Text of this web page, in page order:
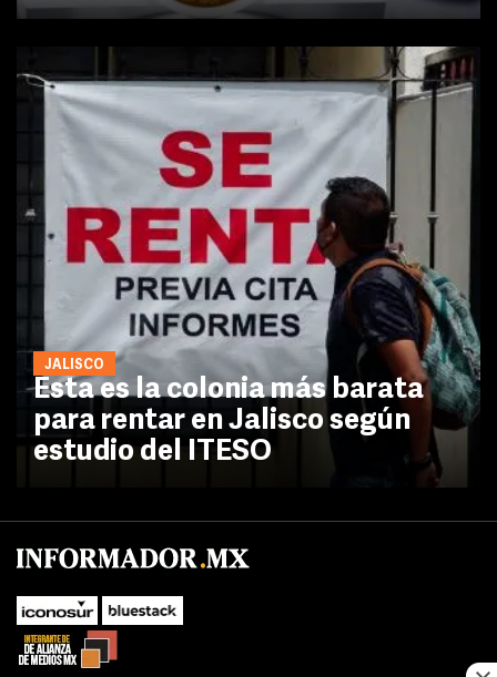
JALISCO
Esta es la colonia más barata
para rentar en Jalisco según
estudio del ITESO